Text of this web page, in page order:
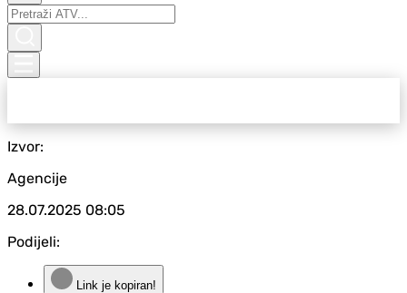
Izvor:
Agencije
28.07.2025 08:05
Podijeli:
Link je kopiran!